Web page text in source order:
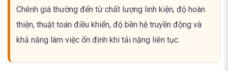
Chênh giá thường đến từ chất lượng linh kiện, độ hoàn
thiện, thuật toán điều khiển, độ bền hệ truyền động và
khả năng làm việc ổn định khi tải nặng liên tục.